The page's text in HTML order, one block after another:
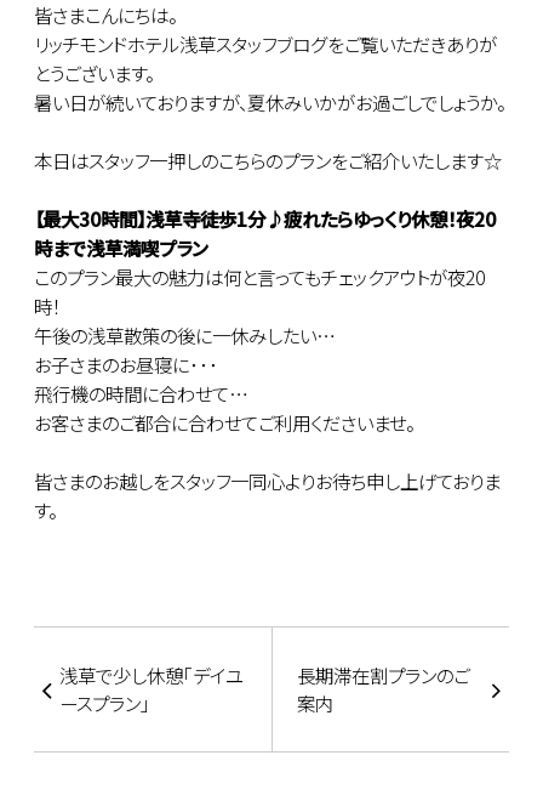
皆さまこんにちは。
リッチモンドホテル浅草スタッフブログをご覧いただきありが
とうございます。
暑い日が続いておりますが、夏休みいかがお過ごしでしょうか。
本日はスタッフ一押しのこちらのプランをご紹介いたします☆
【最大30時間】浅草寺徒歩1分♪疲れたらゆっくり休憩！夜20
時まで浅草満喫プラン
このプラン最大の魅力は何と言ってもチェックアウトが夜20
時！
午後の浅草散策の後に一休みしたい…
お子さまのお昼寝に･･･
飛行機の時間に合わせて…
お客さまのご都合に合わせてご利用くださいませ。
皆さまのお越しをスタッフ一同心よりお待ち申し上げておりま
す。
浅草で少し休憩｢デイユ
ースプラン｣
長期滞在割プランのご
案内